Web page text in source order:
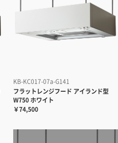
KB-KC017-07a-G141
フラットレンジフード アイランド型
W750 ホワイト
￥74,500